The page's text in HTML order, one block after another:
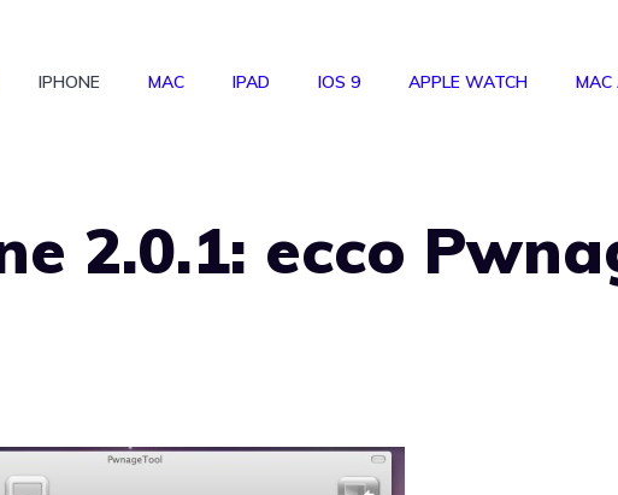
IPHONE MAC IPAD IOS 9 APPLE WATCH MAC
2.0.1: ecco